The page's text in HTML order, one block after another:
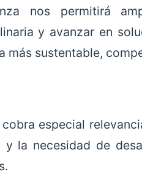
nos permitirá
y avanzar en
más sustentable,
especial
y la necesidad de